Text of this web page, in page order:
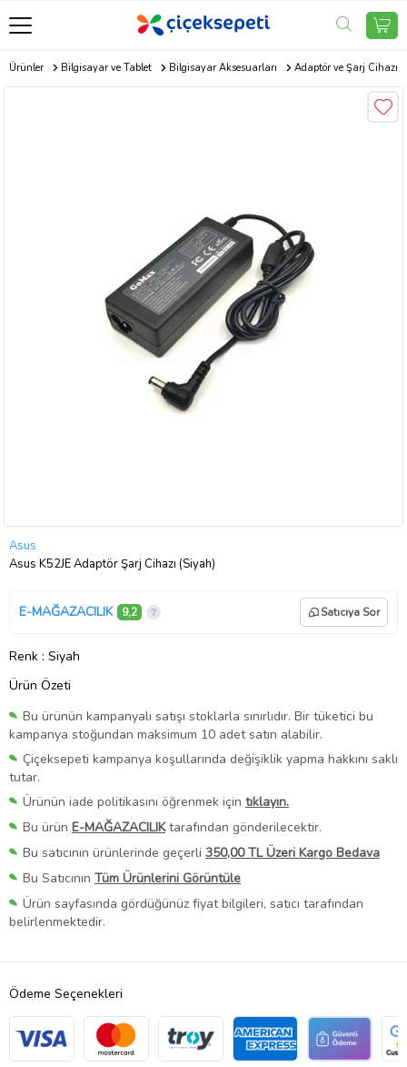
Ürünler Bilgisayar ve Tablet Bilgisayar Aksesuarları Adaptör ve Şarj Cihazı
Asus
Asus K52JE Adaptör Şarj Cihazı (Siyah)
E-MAĞAZACILIK 9,2 Satıcıya Sor
Renk : Siyah
Ürün Özeti
Bu ürünün kampanyalı satışı stoklarla sınırlıdır. Bir tüketici bu
kampanya stoğundan maksimum 10 adet satın alabilir.
Çiçeksepeti kampanya koşullarında değişiklik yapma hakkını saklı
tutar.
Ürünün iade politikasını öğrenmek için tıklayın.
Bu ürün E-MAĞAZACILIKtarafından gönderilecektir.
Bu satıcının ürünlerinde geçerli 350,00 TL Üzeri Kargo Bedava
Bu Satıcının Tüm Ürünlerini Görüntüle
Ürün sayfasında gördüğünüz fiyat bilgileri, satıcı tarafından
belirlenmektedir.
Ödeme Seçenekleri